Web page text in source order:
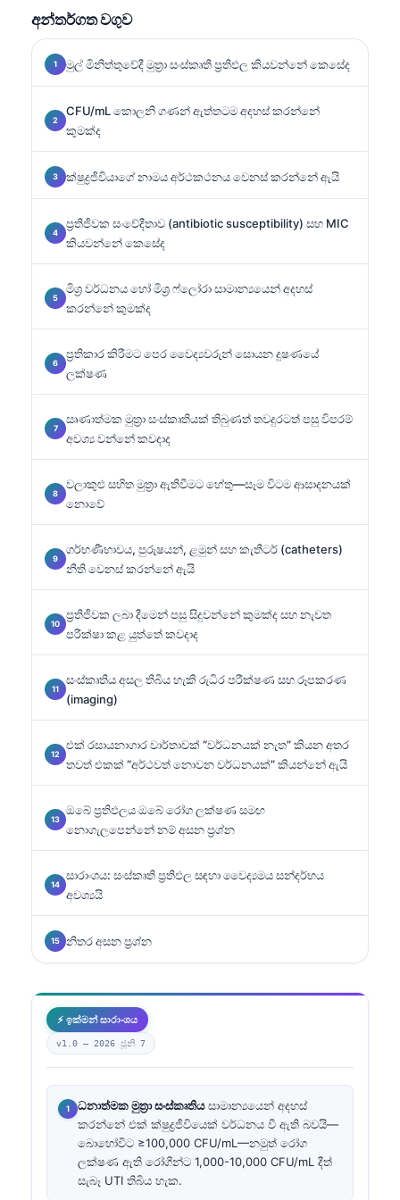
අන්තර්ගත වගුව
මුල් මිනිත්තුවේදී මුත්‍රා සංස්කෘති ප්‍රතිඵල කියවන්නේ කෙසේද
CFU/mL කොලනි ගණන් ඇත්තටම අදහස් කරන්නේ
කුමක්ද
ක්ෂුද්‍රජීවියාගේ නාමය අර්ථකථනය වෙනස් කරන්නේ ඇයි
ප්‍රතිජීවක සංවේදීතාව (antibiotic susceptibility) සහ MIC
කියවන්නේ කෙසේද
මිශ්‍ර වර්ධනය හෝ මිශ්‍ර ෆ්ලෝරා සාමාන්‍යයෙන් අදහස්
කරන්නේ කුමක්ද
ප්‍රතිකාර කිරීමට පෙර වෛද්‍යවරුන් සොයන දූෂණයේ
ලක්ෂණ
ඍණාත්මක මුත්‍රා සංස්කෘතියක් තිබුණත් තවදුරටත් පසු විපරම්
අවශ්‍ය වන්නේ කවදාද
වලාකුළු සහිත මුත්‍රා ඇතිවීමට හේතු—සෑම විටම ආසාදනයක්
නොවේ
ගර්භණීභාවය, පුරුෂයන්, ළමුන් සහ කැතීටර් (catheters)
නීති වෙනස් කරන්නේ ඇයි
ප්‍රතිජීවක ලබා දීමෙන් පසු සිදුවන්නේ කුමක්ද සහ නැවත
පරීක්ෂා කළ යුත්තේ කවදාද
සංස්කෘතිය අසල තිබිය හැකි රුධිර පරීක්ෂණ සහ රූපකරණ
(imaging)
එක් රසායනාගාර වාර්තාවක් “වර්ධනයක් නැත” කියන අතර
තවත් එකක් “අර්ථවත් නොවන වර්ධනයක්” කියන්නේ ඇයි
ඔබේ ප්‍රතිඵලය ඔබේ රෝග ලක්ෂණ සමඟ
නොගැලපෙන්නේ නම් අසන ප්‍රශ්න
සාරාංශය: සංස්කෘති ප්‍රතිඵල සඳහා වෛද්‍යමය සන්දර්භය
අවශ්‍යයි
නිතර අසන ප්‍රශ්න
⚡ ඉක්මන් සාරාංශය
v1.0 — 2026 ජූනි 7
ධනාත්මක මුත්‍රා සංස්කෘතියසාමාන්‍යයෙන් අදහස්
කරන්නේ එක් ක්ෂුද්‍රජීවියෙක් වර්ධනය වී ඇති බවයි—
බොහෝවිට ≥100,000 CFU/mL—නමුත් රෝග
ලක්ෂණ ඇති රෝගීන්ට 1,000-10,000 CFU/mL දීත්
සැබෑ UTI තිබිය හැක.